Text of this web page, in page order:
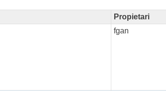
Propietari
fgan